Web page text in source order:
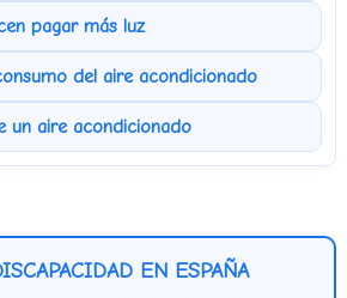
pagar más luz
del aire acondicionado
un aire acondicionado
EN ESPAÑA